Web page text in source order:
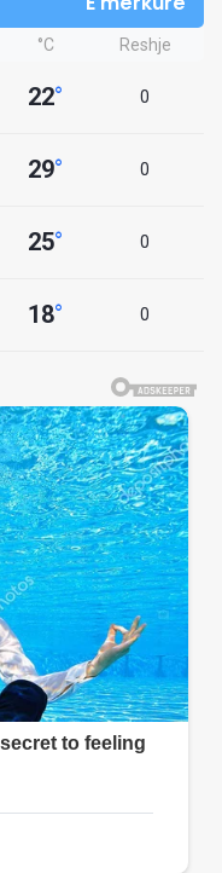
°C Reshje
22° 0
29° 0
25° 0
18° 0